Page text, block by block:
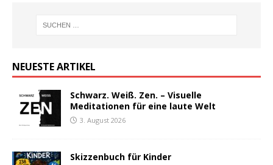
NEUESTE ARTIKEL
Schwarz. Weiß. Zen. – Visuelle
Meditationen für eine laute Welt
3. August 2026
Skizzenbuch für Kinder